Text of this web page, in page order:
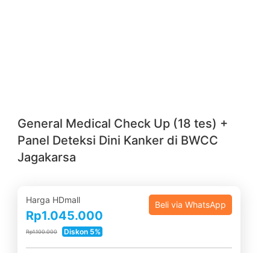
General Medical Check Up (18 tes) +
Panel Deteksi Dini Kanker di BWCC
Jagakarsa
Harga HDmall
Rp1.045.000
Rp1.100.000 Diskon 5%
Beli via WhatsApp